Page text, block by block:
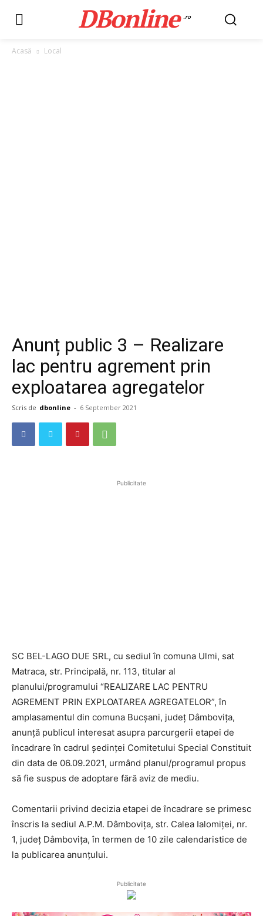
DBonline .ro
Acasă Local
Anunț public 3 – Realizare
lac pentru agrement prin
exploatarea agregatelor
Scris de dbonline - 6 September 2021
Publicitate
SC BEL-LAGO DUE SRL, cu sediul în comuna Ulmi, sat
Matraca, str. Principală, nr. 113, titular al
planului/programului “REALIZARE LAC PENTRU
AGREMENT PRIN EXPLOATAREA AGREGATELOR”, în
amplasamentul din comuna Bucșani, județ Dâmbovița,
anunță publicul interesat asupra parcurgerii etapei de
încadrare în cadrul ședinței Comitetului Special Constituit
din data de 06.09.2021, urmând planul/programul propus
să fie suspus de adoptare fără aviz de mediu.
Comentarii privind decizia etapei de încadrare se primesc
înscris la sediul A.P.M. Dâmbovița, str. Calea Ialomiței, nr.
1, județ Dâmbovița, în termen de 10 zile calendaristice de
la publicarea anunțului.
Publicitate